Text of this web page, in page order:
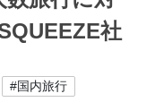
社
#国内旅行